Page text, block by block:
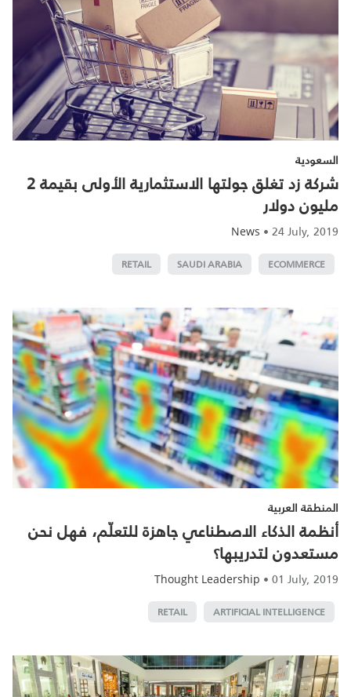
السعودية
شركة زد تغلق جولتها الاستثمارية الأولى بقيمة 2
مليون دولار
News •24 July, 2019
ECOMMERCE
SAUDI ARABIA
RETAIL
المنطقة العربية
أنظمة الذكاء الاصطناعي جاهزة للتعلّم، فهل نحن
مستعدون لتدريبها؟
Thought Leadership •01 July, 2019
ARTIFICIAL INTELLIGENCE
RETAIL